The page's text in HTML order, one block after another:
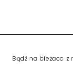
Bądź na bieżaco